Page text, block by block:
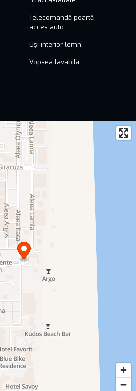
Telecomandă poartă
acces auto
Uși interior lemn
Vopsea lavabilă